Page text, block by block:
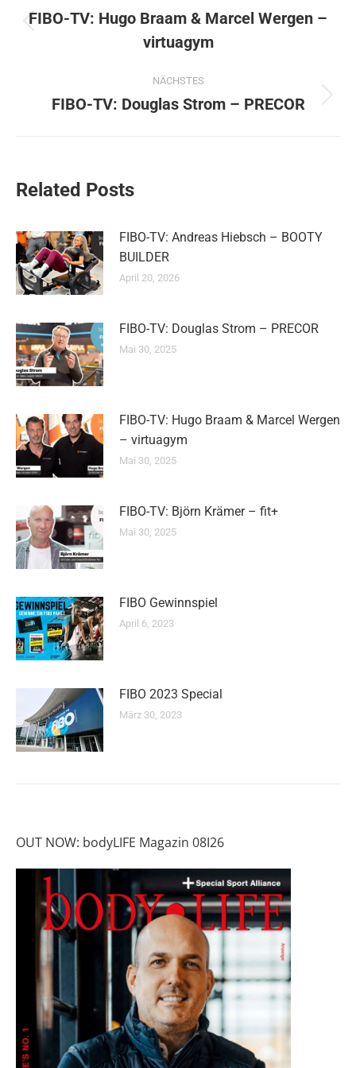
Beitrag:
FIBO-TV: Hugo Braam & Marcel Wergen –
virtuagym
NÄCHSTES
Nächster
FIBO-TV: Douglas Strom – PRECOR
Related Posts
FIBO-TV: Andreas Hiebsch – BOOTY
BUILDER
April 20, 2026
FIBO-TV: Douglas Strom – PRECOR
Mai 30, 2025
FIBO-TV: Hugo Braam & Marcel Wergen
– virtuagym
Mai 30, 2025
FIBO-TV: Björn Krämer – fit+
Mai 30, 2025
FIBO Gewinnspiel
April 6, 2023
FIBO 2023 Special
März 30, 2023
OUT NOW: bodyLIFE Magazin 08I26